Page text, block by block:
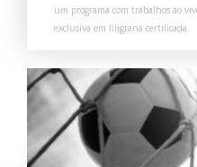
um programa com trabalhos ao
exclusiva em filigrana certificada.